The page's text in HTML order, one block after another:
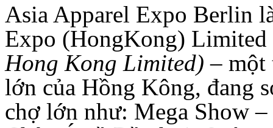
Asia Apparel Expo Berlin
Expo (HongKong) Limited
Hong Kong Limited)– một
lớn của Hồng Kông, đang
chợ lớn như: Mega Show